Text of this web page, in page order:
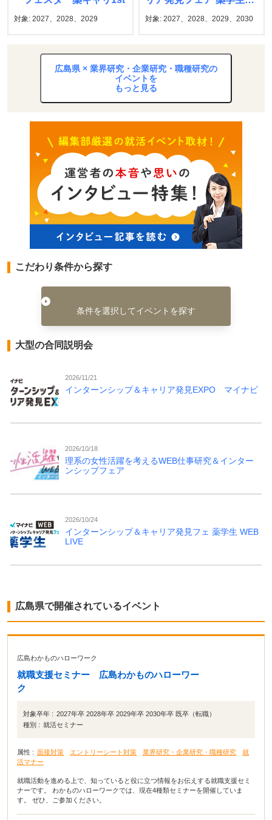
対象: 2027、2028、2029 対象: 2027、2028、2029、2030
広島県 × 業界研究・企業研究・職種研究の
イベントを
もっと見る
こだわり条件から探す
条件を選択してイベントを探す
大型の合同説明会
2026/11/21
インターンシップ＆キャリア発見EXPO マイナビ
2026/10/18
理系の女性活躍を考えるWEB仕事研究＆インター
ンシップフェア
2026/10/24
インターンシップ＆キャリア発見フェ 薬学生 WEB
LIVE
広島県で開催されているイベント
広島わかものハローワーク
就職支援セミナー 広島わかものハローワー
ク
対象卒年 : 2027年卒 2028年卒 2029年卒 2030年卒 既卒（転職）
種別 : 就活セミナー
属性 : 面接対策 エントリーシート対策 業界研究・企業研究・職種研究
就
活マナー
就職活動を進める上で、知っていると役に立つ情報をお伝えする就職支援セミ
ナーです。 わかものハローワークでは、現在4種類セミナーを開催していま
す。 ぜひ、ご参加ください。